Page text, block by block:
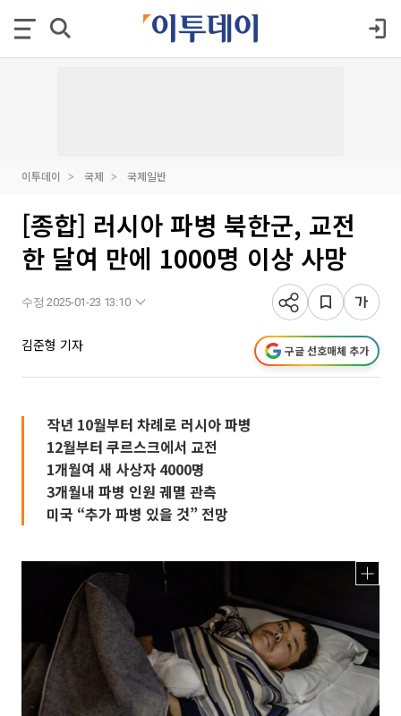
이투데이 국제 국제일반
[종합] 러시아 파병 북한군, 교전
한 달여 만에 1000명 이상 사망
수정 2025-01-23 13:10
김준형 기자 구글 선호매체 추가
작년 10월부터 차례로 러시아 파병
12월부터 쿠르스크에서 교전
1개월여 새 사상자 4000명
3개월내 파병 인원 궤멸 관측
미국 “추가 파병 있을 것” 전망